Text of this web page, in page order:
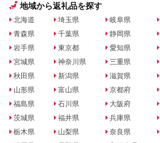
地域から返礼品を探す
北海道
青森県
岩手県
宮城県
秋田県
山形県
福島県
茨城県
栃木県
埼玉県
千葉県
東京都
神奈川県
新潟県
富山県
石川県
福井県
山梨県
岐阜県
静岡県
愛知県
三重県
滋賀県
京都府
大阪府
兵庫県
奈良県